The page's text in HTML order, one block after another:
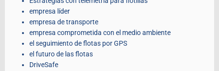
empresa líder
empresa de transporte
empresa comprometida con el medio ambiente
el seguimiento de flotas por GPS
el futuro de las flotas
DriveSafe